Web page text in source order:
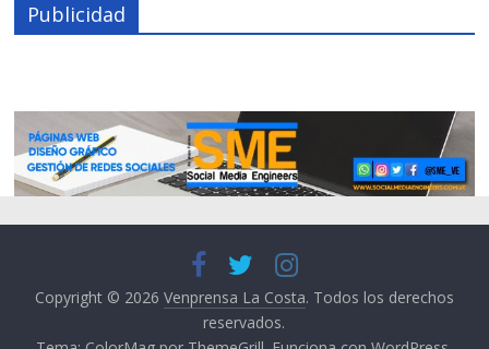
Publicidad
Copyright © 2026 Venprensa La Costa. Todos los derechos
reservados.